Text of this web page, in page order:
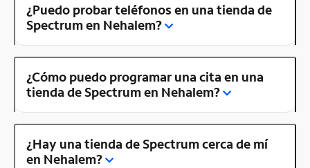
¿Puedo probar teléfonos en una tienda de
Spectrum en Nehalem?
¿Cómo puedo programar una cita en una
tienda de Spectrum en Nehalem?
¿Hay una tienda de Spectrum cerca de mí
en Nehalem?